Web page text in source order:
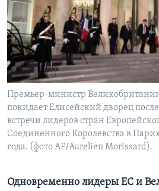
Learning English
СОЦИАЛЬНЫЕ СЕТИ
Языки
Премьер-министр
покидает Елисейский дворец
встречи лидеров стран
Соединенного Королевства в
года. (фото AP/Aurelien Morissard).
Одновременно лидеры ЕС и